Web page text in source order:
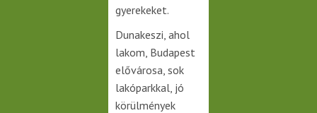
gyerekeket.
Dunakeszi, ahol
lakom, Budapest
elővárosa, sok
lakóparkkal, jó
körülmények